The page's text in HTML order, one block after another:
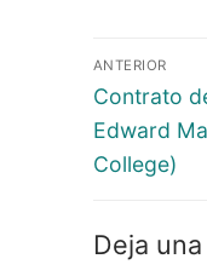
de
ANTERIOR
Entrada
anterior:
Contrato
Edward
College)
Deja